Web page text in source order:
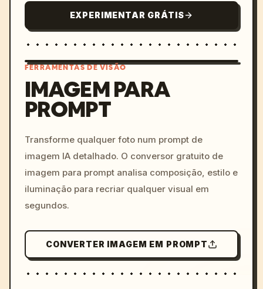
EXPERIMENTAR GRÁTIS
colors, 8k --v 6.0
FERRAMENTAS DE VISÃO
IMAGEM PARA
PROMPT
Transforme qualquer foto num prompt de
imagem IA detalhado. O conversor gratuito de
imagem para prompt analisa composição, estilo e
iluminação para recriar qualquer visual em
segundos.
CONVERTER IMAGEM EM PROMPT